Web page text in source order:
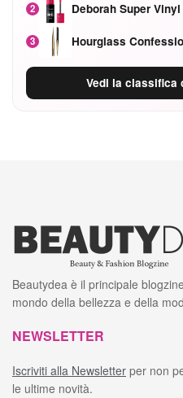
2 Deborah Super
3
Vedi la classifica
Beautydea è il principale
mondo della bellezza e della
NEWSLETTER
Iscriviti alla Newsletter per non
le ultime novità.